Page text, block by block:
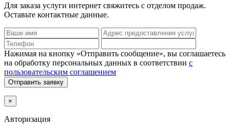
Для заказа услуги интернет свяжитесь с отделом продаж.
Оставьте контактные данные.
Нажимая на кнопку «Отправить сообщение», вы соглашаетесь
на обработку персональных данных в соответствии с
пользовательским соглашением
Отправить заявку
×
Авторизация